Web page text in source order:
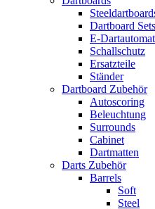
Dartboard Sets
E-
Schallschutz
Ersatzteile
Ständer
Dartboard Zubehör
Autoscoring
Beleuchtung
Surrounds
Cabinet
Dartmatten
Darts Zubehör
Barrels
Soft
Steel